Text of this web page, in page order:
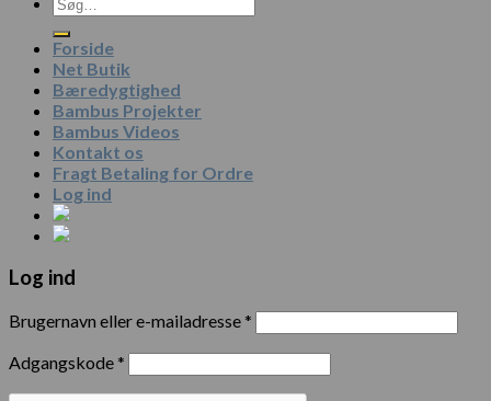
Forside
Net Butik
Bæredygtighed
Bambus Projekter
Bambus Videos
Kontakt os
Fragt Betaling for Ordre
Log ind
Log ind
Brugernavn eller e-mailadresse*
Adgangskode*